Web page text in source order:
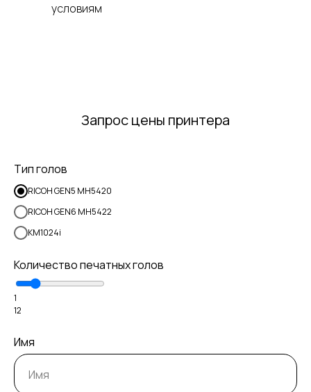
условиям
Запрос цены принтера
Тип голов
RICOH GEN5 MH5420
RICOH GEN6 MH5422
KM1024i
Количество печатных голов
1
12
Имя